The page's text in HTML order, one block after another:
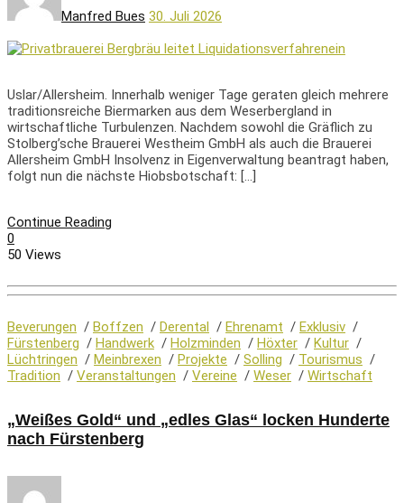
Manfred Bues 30. Juli 2026
Uslar/Allersheim. Innerhalb weniger Tage geraten gleich mehrere
traditionsreiche Biermarken aus dem Weserbergland in
wirtschaftliche Turbulenzen. Nachdem sowohl die Gräflich zu
Stolberg’sche Brauerei Westheim GmbH als auch die Brauerei
Allersheim GmbH Insolvenz in Eigenverwaltung beantragt haben,
folgt nun die nächste Hiobsbotschaft: […]
Continue Reading
0
50 Views
Beverungen / Boffzen / Derental / Ehrenamt / Exklusiv /
Fürstenberg / Handwerk / Holzminden / Höxter / Kultur /
Lüchtringen / Meinbrexen / Projekte / Solling / Tourismus /
Tradition / Veranstaltungen / Vereine / Weser / Wirtschaft
„Weißes Gold“ und „edles Glas“ locken Hunderte
nach Fürstenberg